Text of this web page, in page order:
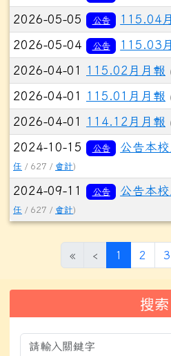
2026-05-05 公告 115.04
2026-05-04 公告 115.03
2026-04-01 115.02月月報
2026-04-01 115.01月月報
2026-04-01 114.12月月報
2024-10-15 公告 公告本
任 / 627 / 會計)
2024-09-11 公告 公告本
任 / 627 / 會計)
« ‹ 1 (目前頁次)
2 3
搜索